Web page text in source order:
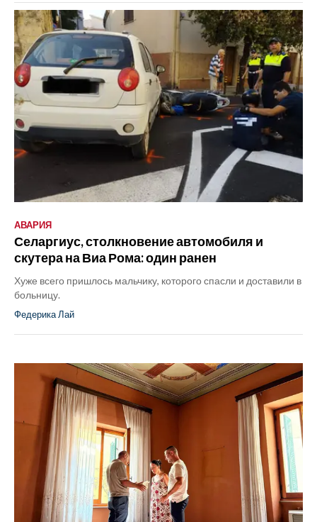
АВАРИЯ
Селаргиус, столкновение автомобиля и
скутера на Виа Рома: один ранен
Хуже всего пришлось мальчику, которого спасли и доставили в
больницу.
Федерика Лай